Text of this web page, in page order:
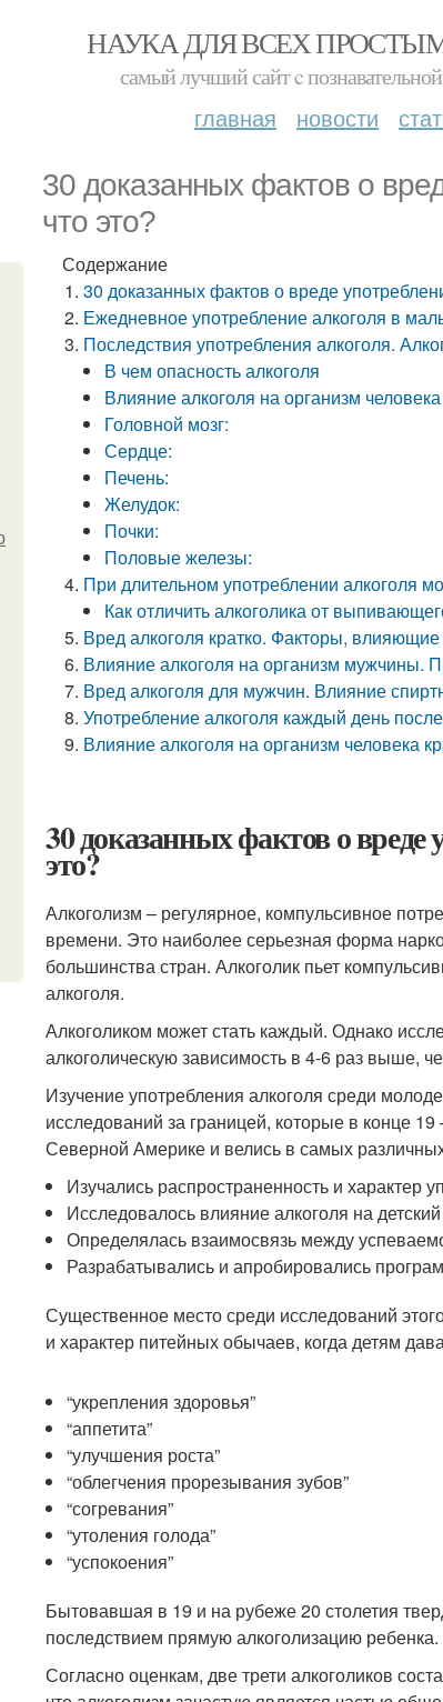
НАУКА ДЛЯ ВСЕХ
самый лучший сайт c
главная новости
30 доказанных фактов о
что это?
Содержание
30 доказанных фактов о вреде
Ежедневное употребление алкоголя в
Последствия употребления алкоголя.
В чем опасность алкоголя
Влияние алкоголя на организм человека
Головной мозг:
Сердце:
Печень:
Желудок:
Почки:
Половые железы:
При длительном употреблении алкоголя
Как отличить алкоголика от
Вред алкоголя кратко. Факторы,
Влияние алкоголя на организм мужчины.
Вред алкоголя для мужчин. Влияние
Употребление алкоголя каждый день
Влияние алкоголя на организм человека
30 доказанных фактов о
это?
Алкоголизм – регулярное, компульсивное
времени. Это наиболее серьезная форма
большинства стран. Алкоголик пьет
алкоголя.
Алкоголиком может стать каждый. Однако
алкоголическую зависимость в 4-6 раз выше,
Изучение употребления алкоголя среди
исследований за границей, которые в конце
Северной Америке и велись в самых
Изучались распространенность и характер
Исследовалось влияние алкоголя на
Определялась взаимосвязь между
Разрабатывались и апробировались
Существенное место среди исследований
и характер питейных обычаев, когда детям
“укрепления здоровья”
“аппетита”
“улучшения роста”
“облегчения прорезывания зубов”
“согревания”
“утоления голода”
“успокоения”
Бытовавшая в 19 и на рубеже 20 столетия
последствием прямую алкоголизацию ребенка.
Согласно оценкам, две трети алкоголиков